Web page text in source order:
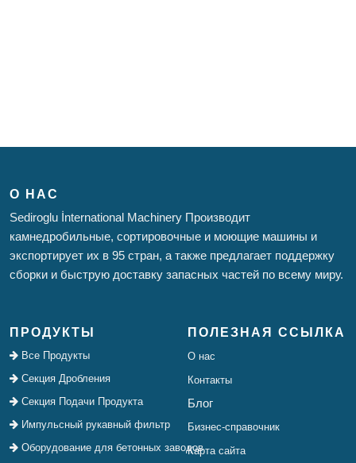
О НАС
Sediroglu İnternational Machinery Производит
камнедробильные, сортировочные и моющие машины и
экспортирует их в 95 стран, а также предлагает поддержку
сборки и быструю доставку запасных частей по всему миру.
ПРОДУКТЫ
Все Продукты
Секция Дробления
Секция Подачи Продукта
Импульсный рукавный фильтр
Оборудование для бетонных заводов
ПОЛЕЗНАЯ ССЫЛКА
О нас
Контакты
Блог
Бизнес-справочник
Карта сайта